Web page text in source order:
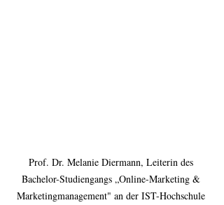
Prof. Dr. Melanie Diermann, Leiterin des
Bachelor-Studiengangs „Online-Marketing &
Marketingmanagement" an der IST-Hochschule